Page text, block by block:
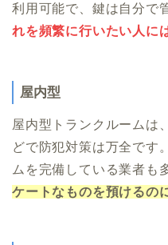
利用可能で、鍵は自分で
れを頻繁に行いたい人に
屋内型
屋内型トランクルームは
どで防犯対策は万全です
ムを完備している業者も
ケートなものを預けるの